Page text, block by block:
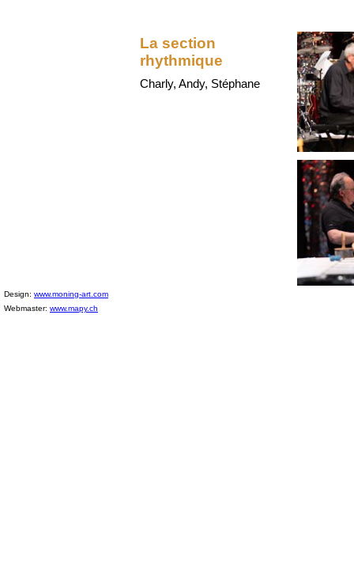
La section
rhythmique
Charly, Andy, Stéphane
Design: www.moning-art.com
Webmaster: www.mapy.ch